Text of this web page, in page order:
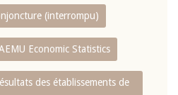
(interrompu)
Economic Statistics
des établissements de